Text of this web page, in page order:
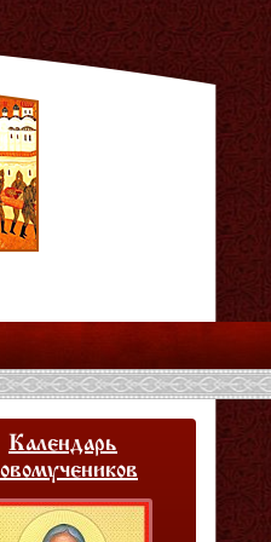
Календарь